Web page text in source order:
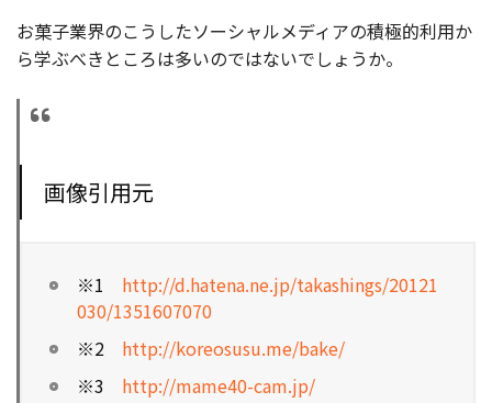
お菓子業界のこうしたソーシャルメディアの積極的利用か
ら学ぶべきところは多いのではないでしょうか。
画像引用元
※1 http://d.hatena.ne.jp/takashings/20121
030/1351607070
※2 http://koreosusu.me/bake/
※3 http://mame40-cam.jp/